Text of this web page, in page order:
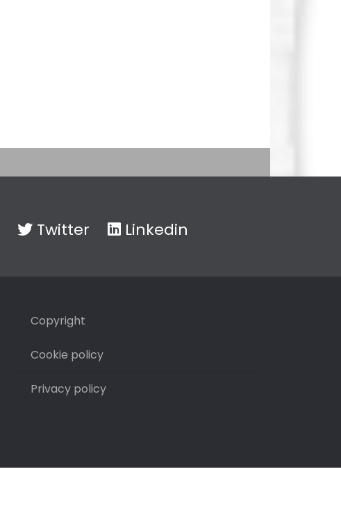
Twitter Linkedin
Copyright
Cookie policy
Privacy policy